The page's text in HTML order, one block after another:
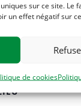
sur ce site. Le
un effet négatif sur
de cookies